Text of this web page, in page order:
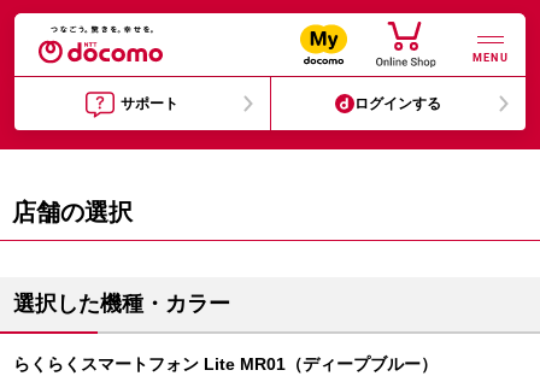
MENU
サポート ログインする
店舗の選択
選択した機種・カラー
らくらくスマートフォン Lite MR01（ディープブルー）